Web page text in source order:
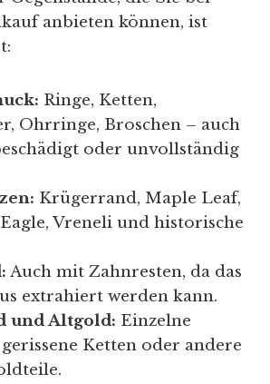
anbieten können, ist
Ringe, Ketten,
Ohrringe, Broschen – auch
oder unvollständig
Krügerrand, Maple Leaf,
Vreneli und historische
Auch mit Zahnresten, da das
extrahiert werden kann.
und Altgold: Einzelne
Ketten oder andere